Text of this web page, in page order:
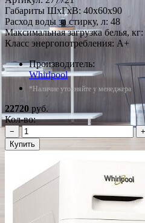
Габариты ШxГxВ: 40x60x90
Расход воды за стирку, л: 48
Максимальная загрузка белья,
Класс энергопотребления: A+
Производитель:
Whirlpool
*Наличие уточняйте у менеджера
22720 руб.
Кол-во:
−
+
Купить